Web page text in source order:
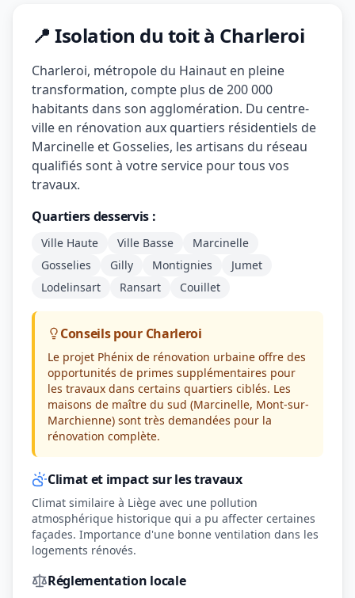
📍 Isolation du toit à Charleroi
Charleroi, métropole du Hainaut en pleine
transformation, compte plus de 200 000
habitants dans son agglomération. Du centre-
ville en rénovation aux quartiers résidentiels de
Marcinelle et Gosselies, les artisans du réseau
qualifiés sont à votre service pour tous vos
travaux.
Quartiers desservis :
Ville Haute Ville Basse
Marcinelle
Gosselies
Gilly Montignies
Jumet
Lodelinsart
Ransart Couillet
Conseils pour Charleroi
Le projet Phénix de rénovation urbaine offre des
opportunités de primes supplémentaires pour
les travaux dans certains quartiers ciblés. Les
maisons de maître du sud (Marcinelle, Mont-sur-
Marchienne) sont très demandées pour la
rénovation complète.
Climat et impact sur les travaux
Climat similaire à Liège avec une pollution
atmosphérique historique qui a pu affecter certaines
façades. Importance d'une bonne ventilation dans les
logements rénovés.
Réglementation locale